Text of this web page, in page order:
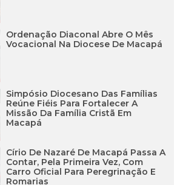
Ordenação Diaconal Abre O Mês
Vocacional Na Diocese De Macapá
Simpósio Diocesano Das Famílias
Reúne Fiéis Para Fortalecer A
Missão Da Família Cristã Em
Macapá
Círio De Nazaré De Macapá Passa A
Contar, Pela Primeira Vez, Com
Carro Oficial Para Peregrinação E
Romarias